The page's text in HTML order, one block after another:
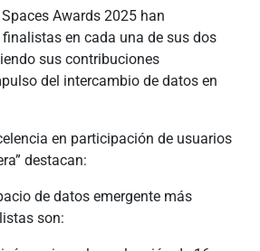
Awards 2025 han
en cada una de sus dos
sus contribuciones
del intercambio de datos en
en participación de usuarios
destacan:
de datos emergente más
son: